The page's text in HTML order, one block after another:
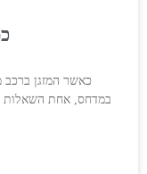
כאשר המזגן
במדחס, אחת השאלות